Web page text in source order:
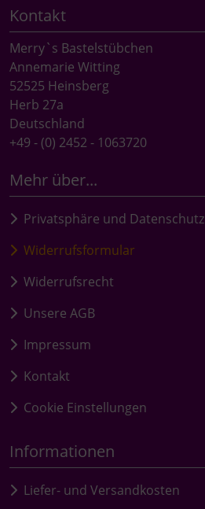
Kontakt
Merry`s Bastelstübchen
Annemarie Witting
52525 Heinsberg
Herb 27a
Deutschland
+49 - (0) 2452 - 1063720
Mehr über...
Privatsphäre und Datenschutz
Widerrufsformular
Widerrufsrecht
Unsere AGB
Impressum
Kontakt
Cookie Einstellungen
Informationen
Liefer- und Versandkosten